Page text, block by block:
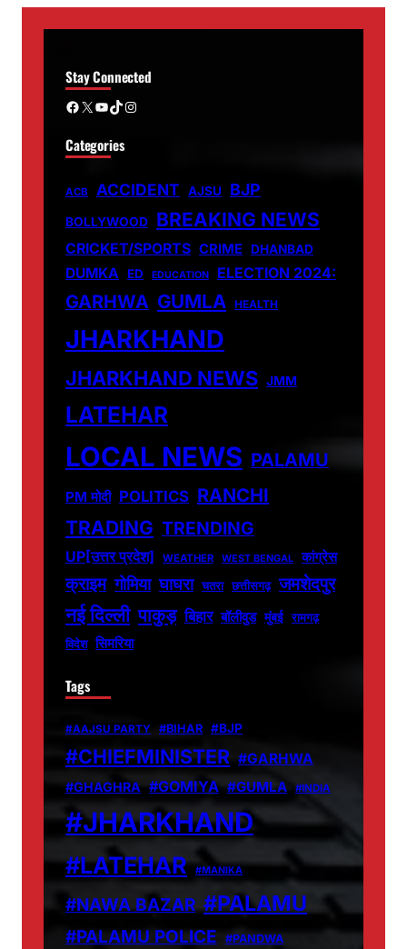
Stay Connected
Facebook X YouTube TikTok Instagram
Categories
ACB ACCIDENT AJSU BJP
BOLLYWOOD BREAKING NEWS
CRICKET/SPORTS CRIME DHANBAD
DUMKA ED EDUCATION ELECTION 2024:
GARHWA GUMLA HEALTH
JHARKHAND
JHARKHAND NEWS JMM
LATEHAR
LOCAL NEWS PALAMU
PM मोदी POLITICS RANCHI
TRADING TRENDING
UP[उत्तर प्रदेश] WEATHER WEST BENGAL कांग्रेस
क्राइम गोमिया घाघरा चतरा छत्तीसगढ़ जमशेदपुर
नई दिल्ली पाकुड़ बिहार बॉलीवुड मुंबई रामगढ़
विदेश सिमरिया
Tags
#AAJSU PARTY #BIHAR #BJP
#CHIEFMINISTER #GARHWA
#GHAGHRA #GOMIYA #GUMLA #INDIA
#JHARKHAND
#LATEHAR #MANIKA
#NAWA BAZAR #PALAMU
#PALAMU POLICE
#PANDWA